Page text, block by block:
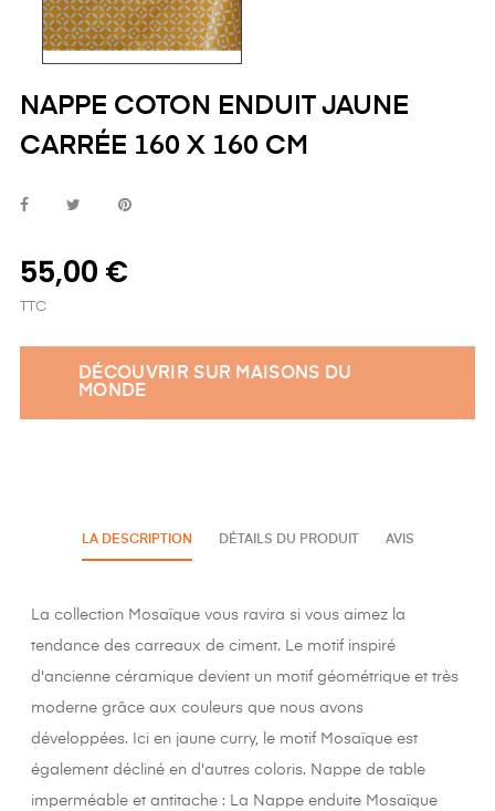
NAPPE COTON ENDUIT JAUNE
CARRÉE 160 X 160 CM
55,00 €
TTC
DÉCOUVRIR SUR MAISONS DU
MONDE
LA DESCRIPTION DÉTAILS DU PRODUIT AVIS
La collection Mosaïque vous ravira si vous aimez la
tendance des carreaux de ciment. Le motif inspiré
d'ancienne céramique devient un motif géométrique et très
moderne grâce aux couleurs que nous avons
développées. Ici en jaune curry, le motif Mosaïque est
également décliné en d'autres coloris. Nappe de table
imperméable et antitache : La Nappe enduite Mosaïque